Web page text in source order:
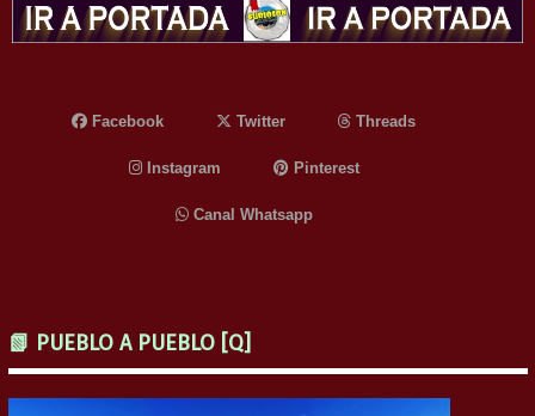
Facebook Twitter Threads
Instagram Pinterest
Canal Whatsapp
📗 PUEBLO A PUEBLO [Q]